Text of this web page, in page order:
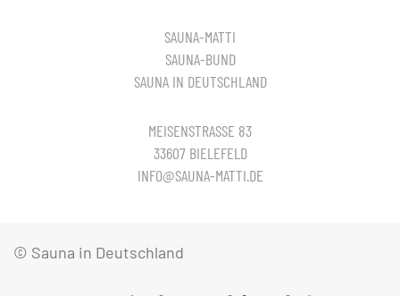
SAUNA-MATTI
SAUNA-BUND
SAUNA IN DEUTSCHLAND
MEISENSTRASSE 83
33607 BIELEFELD
INFO@SAUNA-MATTI.DE
© Sauna in Deutschland